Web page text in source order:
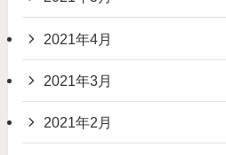
2021年4月
2021年3月
2021年2月